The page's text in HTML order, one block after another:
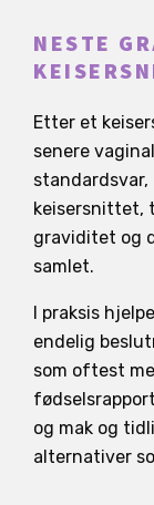
NESTE
Etter et
senere
keisersnittet,
graviditet og
samlet.
I praksis
endelig
som oftest
og mak og
alternativer